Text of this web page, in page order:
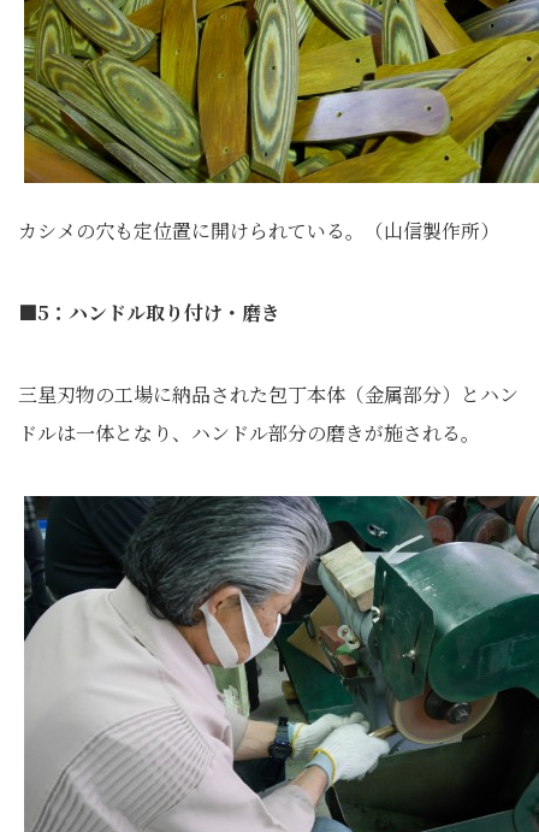
カシメの穴も定位置に開けられている。（山信製作所）
■5：ハンドル取り付け・磨き
三星刃物の工場に納品された包丁本体（金属部分）とハン
ドルは一体となり、ハンドル部分の磨きが施される。